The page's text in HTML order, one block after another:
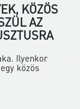
KÖZÖS
AZ
Ilyenkor
közös